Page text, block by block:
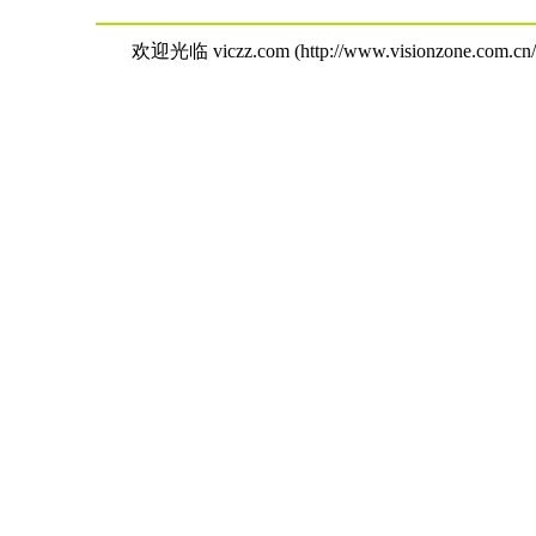
欢迎光临 viczz.com (http://